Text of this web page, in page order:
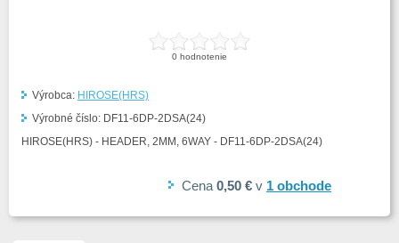
0 hodnotenie
Výrobca: HIROSE(HRS)
Výrobné číslo: DF11-6DP-2DSA(24)
HIROSE(HRS) - HEADER, 2MM, 6WAY - DF11-6DP-2DSA(24)
Cena 0,50 € v 1 obchode